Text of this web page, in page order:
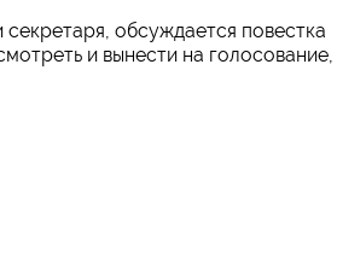
обсуждается повестка
и вынести на голосование,